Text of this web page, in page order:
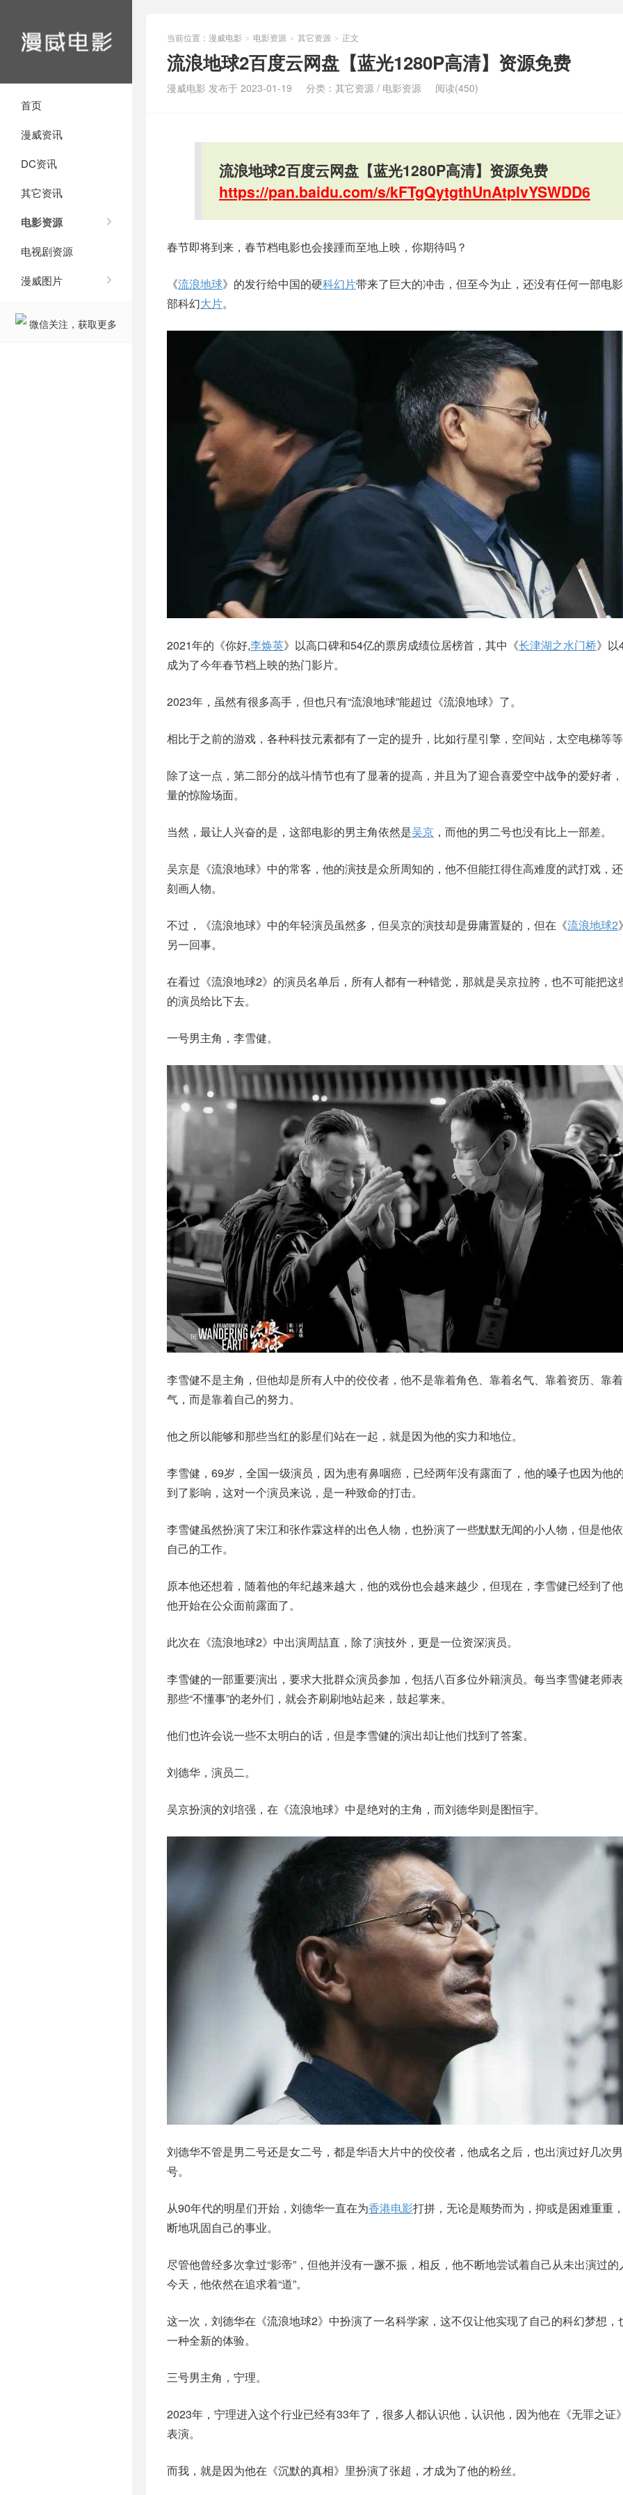
首页
漫威资讯
DC资讯
其它资讯
电影资源
电视剧资源
漫威图片
微信关注，获取更多
当前位置： 漫威电影 > 电影资源 > 其它资源 > 正文
流浪地球2百度云网盘【蓝光1280P高清】资源免费
漫威电影 发布于 2023-01-19 分类： 其它资源 / 电影资源 阅读(450)
流浪地球2百度云网盘【蓝光1280P高清】资源免费
https://pan.baidu.com/s/kFTgQytgthUnAtplvYSWDD6
春节即将到来，春节档电影也会接踵而至地上映，你期待吗？
《流浪地球》的发行给中国的硬科幻片带来了巨大的冲击，但至今为止，还没有任何一部电
部科幻大片。
2021年的《你好,李焕英》以高口碑和54亿的票房成绩位居榜首，其中《长津湖之水门桥》以
成为了今年春节档上映的热门影片。
2023年，虽然有很多高手，但也只有“流浪地球”能超过《流浪地球》了。
相比于之前的游戏，各种科技元素都有了一定的提升，比如行星引擎，空间站，太空电梯等
除了这一点，第二部分的战斗情节也有了显著的提高，并且为了迎合喜爱空中战争的爱好者
量的惊险场面。
当然，最让人兴奋的是，这部电影的男主角依然是吴京 ，而他的男二号也没有比上一部差。
吴京是《流浪地球》中的常客，他的演技是众所周知的，他不但能扛得住高难度的武打戏，
刻画人物。
不过，《流浪地球》中的年轻演员虽然多，但吴京的演技却是毋庸置疑的，但在《流浪地球2
另一回事。
在看过《流浪地球2》的演员名单后，所有人都有一种错觉，那就是吴京拉胯，也不可能把这
的演员给比下去。
一号男主角，李雪健。
李雪健不是主角，但他却是所有人中的佼佼者，他不是靠着角色、靠着名气、靠着资历、靠
气，而是靠着自己的努力。
他之所以能够和那些当红的影星们站在一起，就是因为他的实力和地位。
李雪健，69岁，全国一级演员，因为患有鼻咽癌，已经两年没有露面了，他的嗓子也因为他
到了影响，这对一个演员来说，是一种致命的打击。
李雪健虽然扮演了宋江和张作霖这样的出色人物，也扮演了一些默默无闻的小人物，但是他
自己的工作。
原本他还想着，随着他的年纪越来越大，他的戏份也会越来越少，但现在，李雪健已经到了
他开始在公众面前露面了。
此次在《流浪地球2》中出演周喆直，除了演技外，更是一位资深演员。
李雪健的一部重要演出，要求大批群众演员参加，包括八百多位外籍演员。每当李雪健老师
那些“不懂事”的老外们，就会齐刷刷地站起来，鼓起掌来。
他们也许会说一些不太明白的话，但是李雪健的演出却让他们找到了答案。
刘德华，演员二。
吴京扮演的刘培强，在《流浪地球》中是绝对的主角，而刘德华则是图恒宇。
刘德华不管是男二号还是女二号，都是华语大片中的佼佼者，他成名之后，也出演过好几次
号。
从90年代的明星们开始，刘德华一直在为香港电影打拼，无论是顺势而为，抑或是困难重重
断地巩固自己的事业。
尽管他曾经多次拿过“影帝”，但他并没有一蹶不振，相反，他不断地尝试着自己从未出演过
今天，他依然在追求着“道”。
这一次，刘德华在《流浪地球2》中扮演了一名科学家，这不仅让他实现了自己的科幻梦想，
一种全新的体验。
三号男主角，宁理。
2023年，宁理进入这个行业已经有33年了，很多人都认识他，认识他，因为他在《无罪之证
表演。
而我，就是因为他在《沉默的真相》里扮演了张超，才成为了他的粉丝。